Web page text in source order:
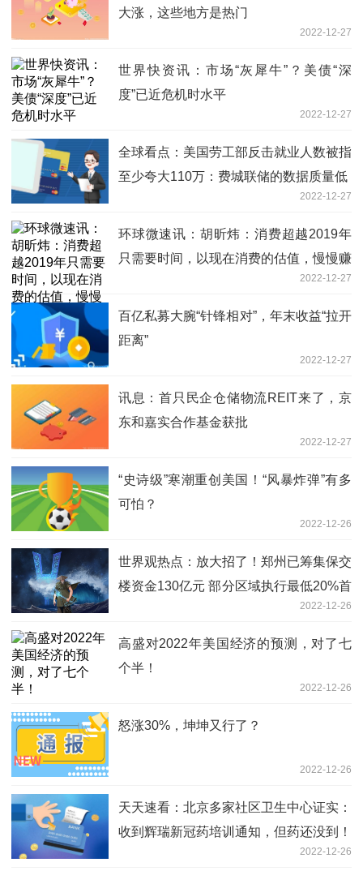
大涨，这些地方是热门
2022-12-27
世界快资讯：市场“灰犀牛”？美债“深
度”已近危机时水平
2022-12-27
全球看点：美国劳工部反击就业人数被指
至少夸大110万：费城联储的数据质量低
2022-12-27
环球微速讯：胡昕炜：消费超越2019年
只需要时间，以现在消费的估值，慢慢赚
业绩增长的钱，预制菜投资仍需要观察
2022-12-27
百亿私募大腕“针锋相对”，年末收益“拉开
距离”
2022-12-27
讯息：首只民企仓储物流REIT来了，京
东和嘉实合作基金获批
2022-12-27
“史诗级”寒潮重创美国！“风暴炸弹”有多
可怕？
2022-12-26
世界观热点：放大招了！郑州已筹集保交
楼资金130亿元 部分区域执行最低20%首
2022-12-26
高盛对2022年美国经济的预测，对了七
个半！
2022-12-26
怒涨30%，坤坤又行了？
2022-12-26
天天速看：北京多家社区卫生中心证实：
收到辉瑞新冠药培训通知，但药还没到！
2022-12-26